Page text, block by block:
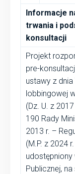
Informacje
trwania i
konsultacji
Projekt
pre-
ustawy z
lobbingowej
(Dz. U. z
190 Rady
2013 r. –
(M.P. z 2024
Publicznej,